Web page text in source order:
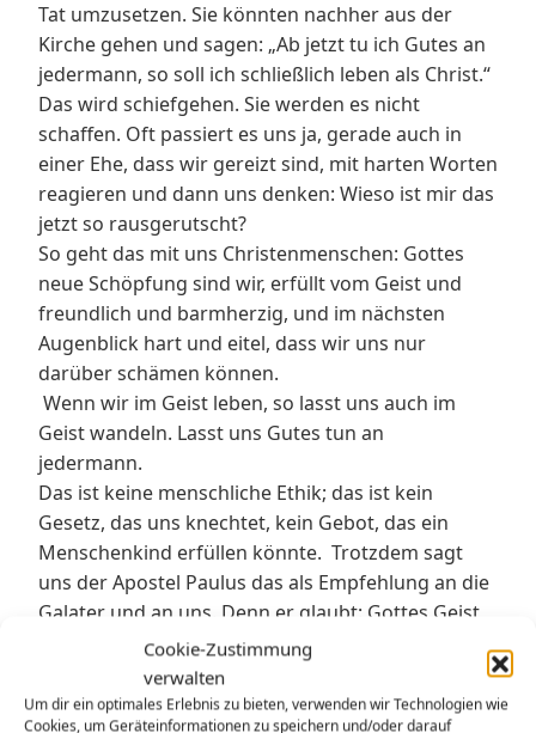
Cookie-Zustimmung
verwalten
Um dir ein optimales Erlebnis zu bieten, verwenden wir Technologien wie
Cookies, um Geräteinformationen zu speichern und/oder darauf
Tat umzusetzen. Sie könnten nachher aus der
Kirche gehen und sagen: „Ab jetzt tu ich Gutes an
jedermann, so soll ich schließlich leben als Christ.“
Das wird schiefgehen. Sie werden es nicht
schaffen. Oft passiert es uns ja, gerade auch in
einer Ehe, dass wir gereizt sind, mit harten Worten
reagieren und dann uns denken: Wieso ist mir das
jetzt so rausgerutscht?
So geht das mit uns Christenmenschen: Gottes
neue Schöpfung sind wir, erfüllt vom Geist und
freundlich und barmherzig, und im nächsten
Augenblick hart und eitel, dass wir uns nur
darüber schämen können.
Wenn wir im Geist leben, so lasst uns auch im
Geist wandeln. Lasst uns Gutes tun an
jedermann.
Das ist keine menschliche Ethik; das ist kein
Gesetz, das uns knechtet, kein Gebot, das ein
Menschenkind erfüllen könnte. Trotzdem sagt
uns der Apostel Paulus das als Empfehlung an die
Galater und an uns. Denn er glaubt: Gottes Geist
kann’s tun – durch uns. Auch wenn wir’s uns nicht
zutrauen, Gottes Geist dürfen wir’s ruhig
zutrauen. Er macht uns zu neuen Menschen.